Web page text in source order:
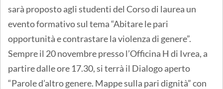
sarà proposto agli studenti del Corso di laurea un
evento formativo sul tema “Abitare le pari
opportunità e contrastare la violenza di genere”.
Sempre il 20 novembre presso l’Officina H di Ivrea, a
partire dalle ore 17.30, si terrà il Dialogo aperto
“Parole d’altro genere. Mappe sulla pari dignità” con